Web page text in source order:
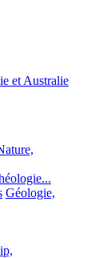
et Australie
Géologie,